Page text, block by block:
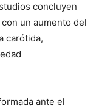
concluyen
un aumento del
carótida,
ante el